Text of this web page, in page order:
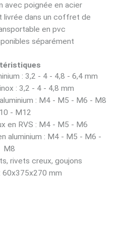
avec poignée en acier
livrée dans un coffret de
en pvc
séparément
: 3,2 - 4 - 4,8 - 6,4 mm
: 3,2 - 4 - 4,8 mm
: M4 - M5 - M6 - M8
- M12
en RVS : M4 - M5 - M6
aluminium : M4 - M5 - M6 -
M8
rivets creux, goujons
60x375x270 mm